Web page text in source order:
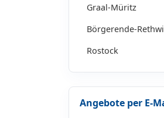
Graal-Müritz
Börgerende-
Rostock
Angebote per E-